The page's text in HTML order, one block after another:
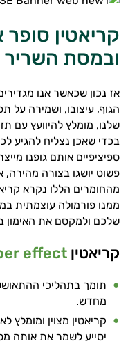
קריאטין
ובמסת השריר
אז נכון שכאשר אנו
הגוף, עיצובו, ושמירה על
שלנו, מומלץ להיוועץ עם
בכדי שאכן נצליח להגיע
ספיציפיים אותם גופנו
פשוט יושגו בצורה מהירה,
מהחומרים הללו נקרא
ממנו פורמולה עוצמתית
שלכם ולמקסם את
קריאטין effect
תומך בתהליכי
מחדש.
קריאטין מצוין ומומלץ
יסייע לשמר את אותה